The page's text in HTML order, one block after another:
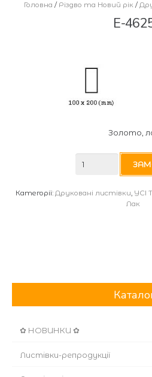
Головна / Різдво та Новий рік/
E-
Золото,
E-
кількість
Категорії: Друковані листівки, УСІ
Лак
✿ НОВИНКИ ✿
Листівки-репродукції